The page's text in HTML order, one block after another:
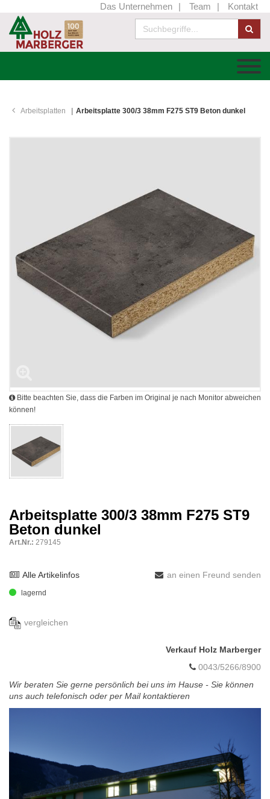
Das Unternehmen Team Kontakt
Arbeitsplatten Arbeitsplatte 300/3 38mm F275 ST9 Beton dunkel
Bitte beachten Sie, dass die Farben im Original je nach Monitor abweichen
können!
Arbeitsplatte 300/3 38mm F275 ST9
Beton dunkel
Art.Nr.: 279145
Alle Artikelinfos an einen Freund senden
lagernd
vergleichen
Verkauf Holz Marberger
0043/5266/8900
Wir beraten Sie gerne persönlich bei uns im Hause - Sie können
uns auch telefonisch oder per Mail kontaktieren